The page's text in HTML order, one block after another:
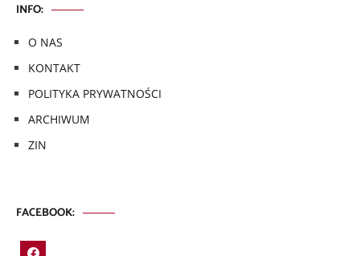
INFO:
O NAS
KONTAKT
POLITYKA PRYWATNOŚCI
ARCHIWUM
ZIN
FACEBOOK: